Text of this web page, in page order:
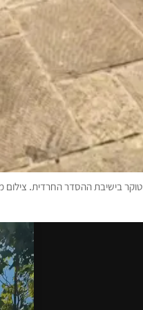
טוקר בישיבת ההסדר החרדית. צילום